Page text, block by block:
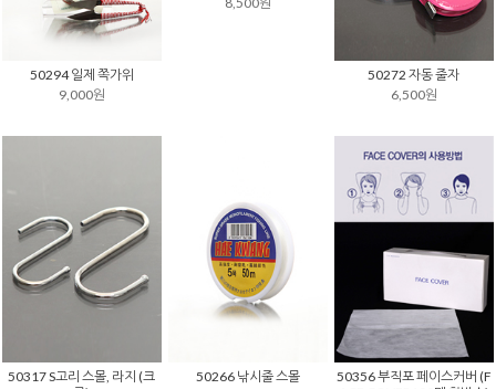
50294 일제 쪽가위
9,000원
50272 자동 줄자
6,500원
50317 S고리 스몰, 라지 (크
50266 낚시줄 스몰
50356 부직포 페이스커버 (F